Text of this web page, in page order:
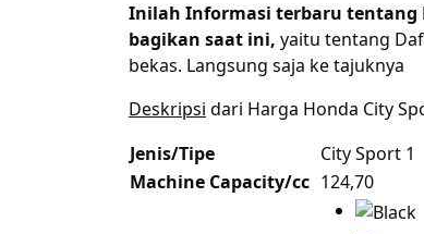
Inilah Informasi terbaru tentang
bagikan saat ini, yaitu tentang
bekas. Langsung saja ke tajuknya
Deskripsi dari Harga Honda City
Jenis/Tipe
City Sport 1
Machine Capacity/cc 124,70